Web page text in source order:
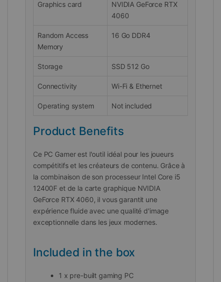
Graphics card
NVIDIA GeForce RTX
4060
Random Access
Memory
16 Go DDR4
Storage SSD 512 Go
Connectivity Wi-Fi & Ethernet
Operating system Not included
Product Benefits
Ce PC Gamer est l'outil idéal pour les joueurs
compétitifs et les créateurs de contenu. Grâce à
la combinaison de son processeur Intel Core i5
12400F et de la carte graphique NVIDIA
GeForce RTX 4060, il vous garantit une
expérience fluide avec une qualité d'image
exceptionnelle dans les jeux modernes.
Included in the box
1 x pre-built gaming PC